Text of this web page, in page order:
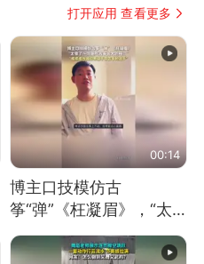
打开应用 查看更多
00:14
博主口技模仿古
筝“弹”《枉凝眉》，“太
像了～你是吃古筝长大的
吗？”“或将成为首位考级